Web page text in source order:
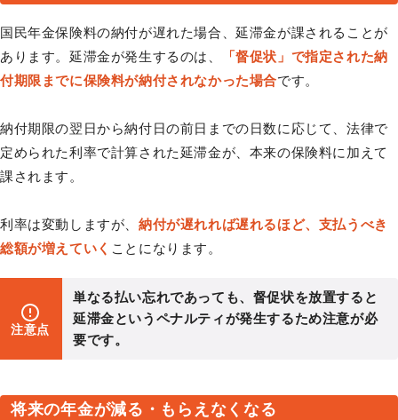
国民年金保険料の納付が遅れた場合、延滞金が課されることが
あります。延滞金が発生するのは、
「督促状」で指定された納
付期限までに保険料が納付されなかった場合です。
納付期限の翌日から納付日の前日までの日数に応じて、法律で
定められた利率で計算された延滞金が、本来の保険料に加えて
課されます。
利率は変動しますが、 納付が遅れれば遅れるほど、支払うべき
総額が増えていく ことになります。
注意点
単なる払い忘れであっても、督促状を放置すると
延滞金というペナルティが発生するため注意が必
要です。
将来の年金が減る・もらえなくなる